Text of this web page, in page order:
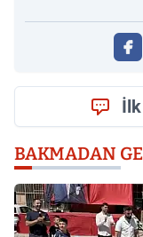
BAKMADAN